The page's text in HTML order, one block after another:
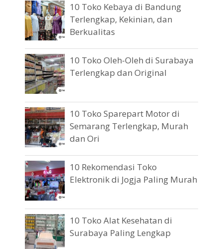
10 Toko Kebaya di Bandung
Terlengkap, Kekinian, dan
Berkualitas
10 Toko Oleh-Oleh di Surabaya
Terlengkap dan Original
10 Toko Sparepart Motor di
Semarang Terlengkap, Murah
dan Ori
10 Rekomendasi Toko
Elektronik di Jogja Paling Murah
10 Toko Alat Kesehatan di
Surabaya Paling Lengkap